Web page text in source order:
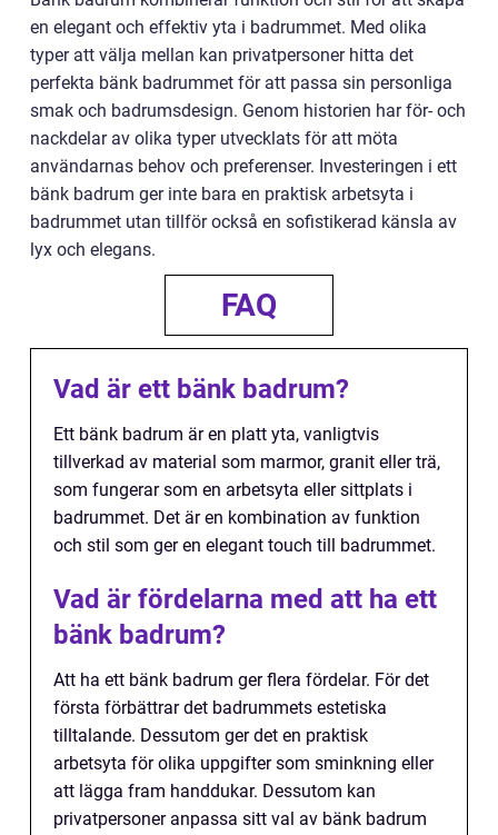
en elegant och effektiv yta i badrummet. Med olika
typer att välja mellan kan privatpersoner hitta det
perfekta bänk badrummet för att passa sin personliga
smak och badrumsdesign. Genom historien har för- och
nackdelar av olika typer utvecklats för att möta
användarnas behov och preferenser. Investeringen i ett
bänk badrum ger inte bara en praktisk arbetsyta i
badrummet utan tillför också en sofistikerad känsla av
lyx och elegans.
FAQ
Vad är ett bänk badrum?
Ett bänk badrum är en platt yta, vanligtvis
tillverkad av material som marmor, granit eller trä,
som fungerar som en arbetsyta eller sittplats i
badrummet. Det är en kombination av funktion
och stil som ger en elegant touch till badrummet.
Vad är fördelarna med att ha ett
bänk badrum?
Att ha ett bänk badrum ger flera fördelar. För det
första förbättrar det badrummets estetiska
tilltalande. Dessutom ger det en praktisk
arbetsyta för olika uppgifter som sminkning eller
att lägga fram handdukar. Dessutom kan
privatpersoner anpassa sitt val av bänk badrum